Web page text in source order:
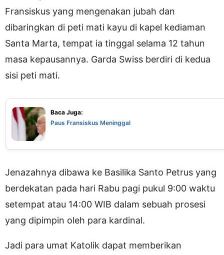
Fransiskus yang mengenakan jubah dan
dibaringkan di peti mati kayu di kapel kediaman
Santa Marta, tempat ia tinggal selama 12 tahun
masa kepausannya. Garda Swiss berdiri di kedua
sisi peti mati.
Baca Juga:
Paus Fransiskus Meninggal
Jenazahnya dibawa ke Basilika Santo Petrus yang
berdekatan pada hari Rabu pagi pukul 9:00 waktu
setempat atau 14:00 WIB dalam sebuah prosesi
yang dipimpin oleh para kardinal.
Jadi para umat Katolik dapat memberikan